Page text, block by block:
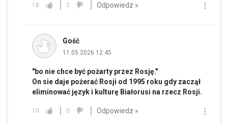
18 2 Odpowiedz »
Gość
11.05.2026 12:45
"bo nie chce być pożarty przez Rosję."
On sie daje pożerać Rosji od 1995 roku gdy zaczął
eliminować język i kulturę Białorusi na rzecz Rosji.
10 0 Odpowiedz »